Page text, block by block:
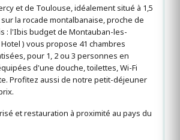
et de Toulouse, idéalement situé à 1,5
la rocade montalbanaise, proche de
: l'Ibis budget de Montauban-les-
) vous propose 41 chambres
pour 1, 2 ou 3 personnes en
d'une douche, toilettes, Wi-Fi
Profitez aussi de notre petit-déjeuner
et restauration à proximité au pays du